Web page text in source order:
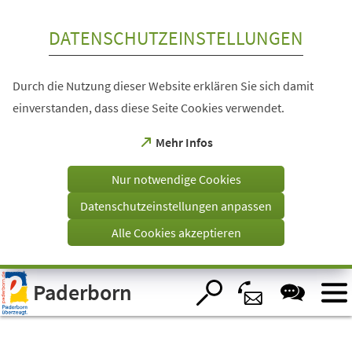
Visuelle
Assistenzsoftware
öffnen.
DATENSCHUTZEINSTELLUNGEN
Durch die Nutzung dieser Website erklären Sie sich damit
einverstanden, dass diese Seite Cookies verwendet.
Mehr Infos
(Öffnet
einem
Tab)
Nur notwendige Cookies
Datenschutzeinstellungen anpassen
Alle Cookies akzeptieren
Paderborn